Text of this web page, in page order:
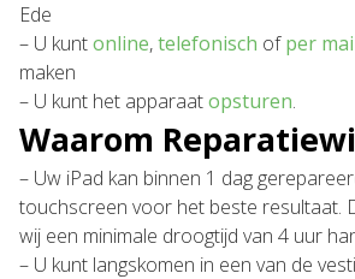
Ede
– U kuntonline,telefonisch ofper
maken
– U kunt het apparaatopsturen.
Waarom
– Uw iPad kan binnen 1 dag
touchscreen voor het beste resultaat.
wij een minimale droogtijd van 4 uur
– U kunt langskomen in een van de